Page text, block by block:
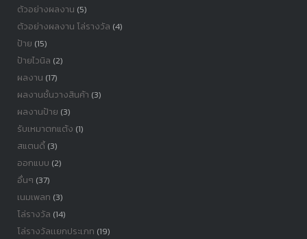
ตัวอย่างผลงาน (5)
ตัวอย่างผลงาน โล่รางวัล (4)
ป้าย (15)
ป้ายไวนิล (2)
ผลงาน (17)
ผลงานชั้นวางสินค้า (3)
ผลงานป้าย (3)
รับเหมาตกแต้ง (1)
สแตนดี้(3)
ออกแบบ (2)
อื่นๆ (37)
เนมเพลท (3)
โล่รางวัล (14)
โล่รางวัลเเยกประเภท (19)